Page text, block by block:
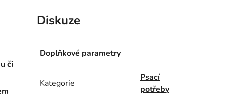
Diskuze
či
Doplňkové parametry
Kategorie
Psací
potřeby